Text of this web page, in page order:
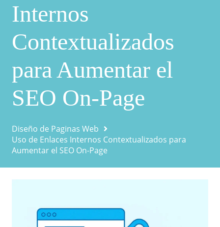
Internos
Contextualizados
para Aumentar el
SEO On-Page
Diseño de Paginas Web
Uso de Enlaces Internos Contextualizados para
Aumentar el SEO On-Page